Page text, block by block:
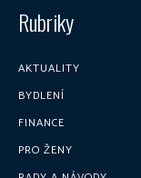
Rubriky
AKTUALITY
BYDLENÍ
FINANCE
PRO ŽENY